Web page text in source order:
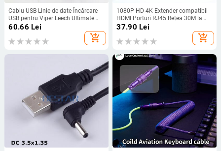
Cablu USB Linie de date Încărcare
USB pentru Viper Leech Ultimate
Van Snake Pro/Pentru V2 Pro
Basileus Ultimate Mouse Linie de
cablu de încărcare
60.66 Lei
add_shopping_cart
1080P HD 4K Extender compatibil
HDMI Porturi RJ45 Rețea 30M la
RJ45 peste CAT5e / 6 Adaptoare de
37.90 Lei
add_shopping_cart